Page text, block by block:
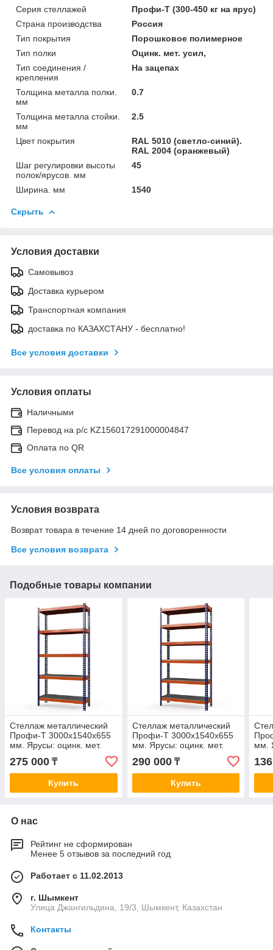
Серия стеллажей
Профи-Т (300-450 кг на ярус)
Страна производства
Россия
Тип покрытия
Порошковое полимерное
Тип полки
Оцинк. мет. усил,
Тип соединения /
крепления
На зацепах
Толщина металла полки.
мм
0.7
Толщина металла стойки.
мм
2.5
Цвет покрытия
RAL 5010 (светло-синий).
RAL 2004 (оранжевый)
Шаг регулировки высоты
полок/ярусов. мм
45
Ширина. мм 1540
Скрыть
Условия доставки
Самовывоз
Доставка курьером
Транспортная компания
доставка по КАЗАХСТАНУ - бесплатно!
Все условия доставки
Условия оплаты
Наличными
Перевод на р/с KZ156017291000004847
Оплата по QR
Все условия оплаты
Условия возврата
Возврат товара в течение 14 дней по договоренности
Все условия возврата
Подобные товары компании
Стеллаж металлический
Профи-Т 3000x1540x655
мм. Ярусы: оцинк. мет.
перф. усил. 5 шт. (Т-140
P/5/У)
275 000 ₸
Купить
Стеллаж металлический
Профи-Т 3000x1540x655
мм. Ярусы: оцинк. мет.
усил. 6 шт. (Т-140 M/6/У)
290 000₸
Купить
мм.
О нас
Рейтинг не сформирован
Менее 5 отзывов за последний год
Работает с 11.02.2013
г. Шымкент
Улица Джангильдина, 19/3, Шымкент, Казахстан
Контакты